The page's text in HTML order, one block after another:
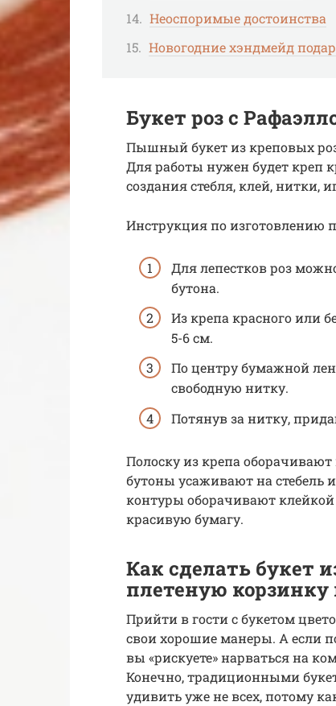
Неоспоримые достоинства
Новогодние хэндмейд
Букет роз с
Пышный букет из креповых
Для работы нужен будет креп
создания стебля, клей, нитки,
Инструкция по изготовлению
Для лепестков роз
бутона.
Из крепа красного или
5-6 см.
По центру бумажной
свободную нитку.
Потянув за нитку,
Полоску из крепа
бутоны усаживают на стебель
контуры оборачивают
красивую бумагу.
Как сделать букет
плетеную
Прийти в гости с букетом
свои хорошие манеры. А если
вы «рискуете» нарваться на
Конечно, традиционными
удивить уже не всех, потому